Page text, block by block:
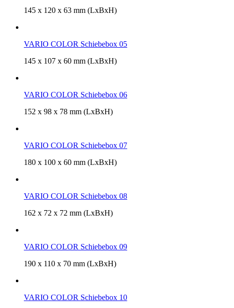
145 x 120 x 63 mm (LxBxH)
VARIO COLOR Schiebebox 05
145 x 107 x 60 mm (LxBxH)
VARIO COLOR Schiebebox 06
152 x 98 x 78 mm (LxBxH)
VARIO COLOR Schiebebox 07
180 x 100 x 60 mm (LxBxH)
VARIO COLOR Schiebebox 08
162 x 72 x 72 mm (LxBxH)
VARIO COLOR Schiebebox 09
190 x 110 x 70 mm (LxBxH)
VARIO COLOR Schiebebox 10